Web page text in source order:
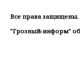
Все права защищены.
"Грозный-информ"